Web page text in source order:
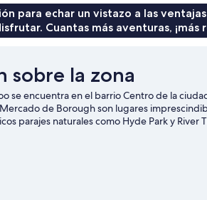
88 €
para echar un vistazo a las
Cuantas más aventuras, ¡más
sobre la zona
se encuentra en el barrio Centro de la
de Borough son lugares
parajes naturales como Hyde Park y River
Eye, ¡estarán encantados! Puedes